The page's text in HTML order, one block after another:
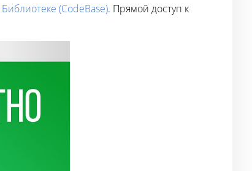
Библиотеке (CodeBase). Прямой доступ к